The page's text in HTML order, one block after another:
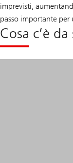
imprevisti,
passo importante per
Cosa c’è da